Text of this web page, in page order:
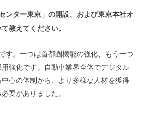
ンター東京」の開設、および東京本社オ
教えてください。
す。一つは首都圏機能の強化、もう一つ
強化です。自動車業界全体でデジタル
心の体制から、より多様な人材を獲得
要がありました。